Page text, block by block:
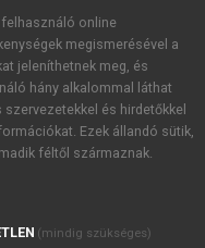
akcióiról.
Zrt. újdonságairól,
tudomásul
online
megismerésével a
jeleníthetnek meg, és
hány alkalommal láthat
és hirdetőkkel
Ezek állandó sütik,
féltől származnak.
(mindig szükséges)